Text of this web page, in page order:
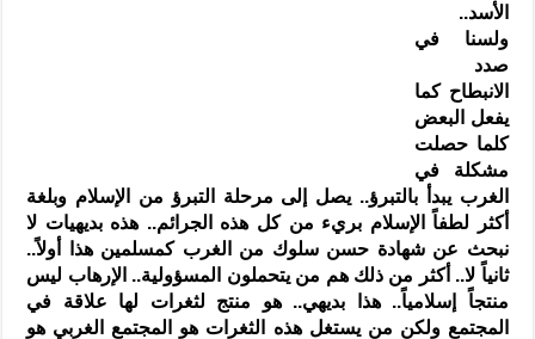
الأسد..
ولسنا في
صدد
الانبطاح كما
يفعل البعض
كلما حصلت
مشكلة في
الغرب يبدأ بالتبرؤ.. يصل إلى مرحلة التبرؤ من الإسلام وبلغة
أكثر لطفاً الإسلام بريء من كل هذه الجرائم.. هذه بديهيات لا
نبحث عن شهادة حسن سلوك من الغرب كمسلمين هذا أولاً..
ثانياً لا.. أكثر من ذلك هم من يتحملون المسؤولية.. الإرهاب ليس
منتجاً إسلامياً.. هذا بديهي.. هو منتج لثغرات لها علاقة في
المجتمع ولكن من يستغل هذه الثغرات هو المجتمع الغربي هو